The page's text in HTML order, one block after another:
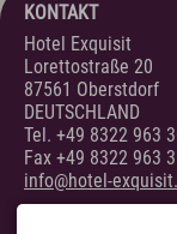
Sport & Aktiv
Golf mit Ausblick
Aktivprogramm
Fahrradverleih
Tennis
Indoor Fitness
Exquisit
KONTAKT
Hotel Exquisit
Lorettostraße 20
87561 Oberstdorf
DEUTSCHLAND
Tel. +49 8322 963
Fax +49 8322 963
info@hotel-